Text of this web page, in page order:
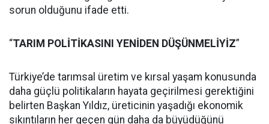
sorun olduğunu ifade etti.
“TARIM POLİTİKASINI YENİDEN DÜŞÜNMELİYİZ”
Türkiye’de tarımsal üretim ve kırsal yaşam konusunda
daha güçlü politikaların hayata geçirilmesi gerektiğini
belirten Başkan Yıldız, üreticinin yaşadığı ekonomik
sıkıntıların her geçen gün daha da büyüdüğünü